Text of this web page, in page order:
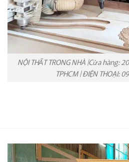
NỘI THẤT TRONG NHÀ |Cửa hàng:
TPHCM | ĐIỆN THOẠI: